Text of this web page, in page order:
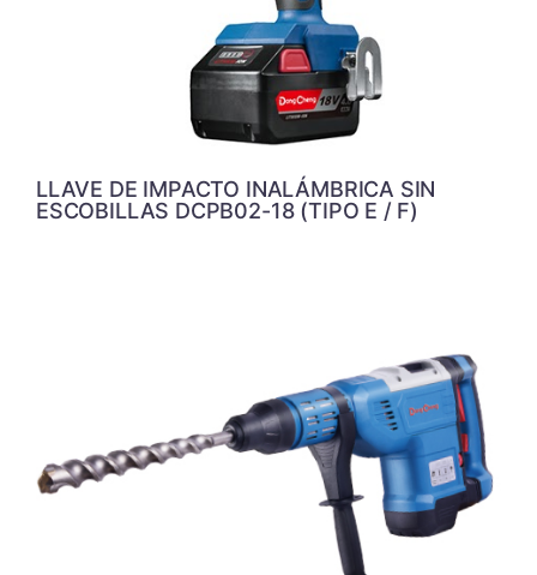
LLAVE DE IMPACTO INALÁMBRICA SIN
ESCOBILLAS DCPB02-18 (TIPO E / F)